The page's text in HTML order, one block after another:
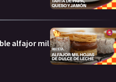
alfajor mil